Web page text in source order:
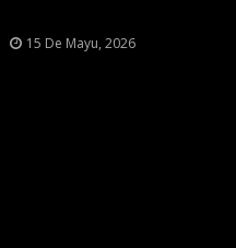
15 De Mayu, 2026